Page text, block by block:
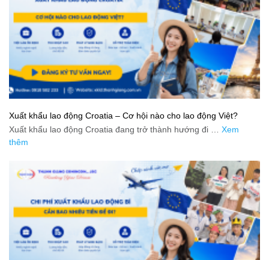
Xuất khẩu lao động Croatia – Cơ hội nào cho lao động Việt?
Xuất khẩu lao động Croatia đang trở thành hướng đi … Xem
thêm